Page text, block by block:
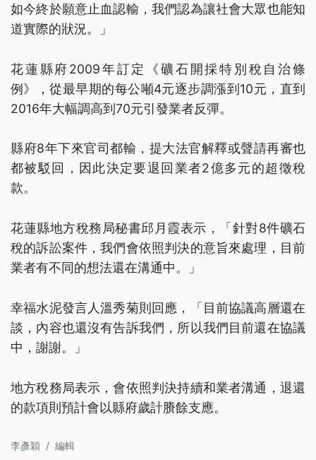
如今終於願意止血認輸，我們認為讓社會大眾也能知
道實際的狀況。」
花蓮縣府2009年訂定《礦石開採特別稅自治條
例》，從最早期的每公噸4元逐步調漲到10元，直到
2016年大幅調高到70元引發業者反彈。
縣府8年下來官司都輸，提大法官解釋或聲請再審也
都被駁回，因此決定要退回業者2億多元的超徵稅
款。
花蓮縣地方稅務局秘書邱月霞表示，「針對8件礦石
稅的訴訟案件，我們會依照判決的意旨來處理，目前
業者有不同的想法還在溝通中。」
幸福水泥發言人溫秀菊則回應，「目前協議高層還在
談，內容也還沒有告訴我們，所以我們目前還在協議
中，謝謝。」
地方稅務局表示，會依照判決持續和業者溝通，退還
的款項則預計會以縣府歲計賸餘支應。
李彥穎 / 編輯